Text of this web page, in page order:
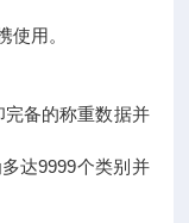
使用。
备的称重数据并
达9999个类别并